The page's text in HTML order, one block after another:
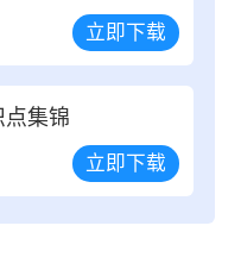
立即下载
点集锦
立即下载